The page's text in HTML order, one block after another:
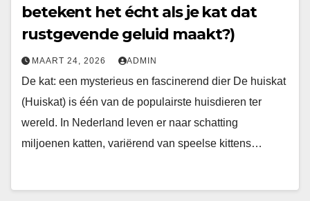
betekent het écht als je kat dat
rustgevende geluid maakt?)
MAART 24, 2026 ADMIN
De kat: een mysterieus en fascinerend dier De huiskat
(Huiskat) is één van de populairste huisdieren ter
wereld. In Nederland leven er naar schatting
miljoenen katten, variërend van speelse kittens…